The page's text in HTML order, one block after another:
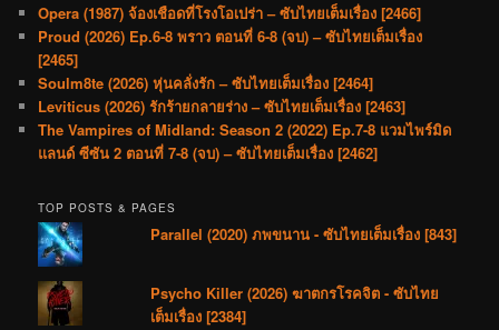
Opera (1987) จ้องเชือดที่โรงโอเปร่า – ซับไทยเต็มเรื่อง [2466]
Proud (2026) Ep.6-8 พราว ตอนที่ 6-8 (จบ) – ซับไทยเต็มเรื่อง
[2465]
Soulm8te (2026) หุ่นคลั่งรัก – ซับไทยเต็มเรื่อง [2464]
Leviticus (2026) รักร้ายกลายร่าง – ซับไทยเต็มเรื่อง [2463]
The Vampires of Midland: Season 2 (2022) Ep.7-8 แวมไพร์มิด
แลนด์ ซีซัน 2 ตอนที่ 7-8 (จบ) – ซับไทยเต็มเรื่อง [2462]
TOP POSTS & PAGES
Parallel (2020) ภพขนาน - ซับไทยเต็มเรื่อง [843]
Psycho Killer (2026) ฆาตกรโรคจิต - ซับไทย
เต็มเรื่อง [2384]